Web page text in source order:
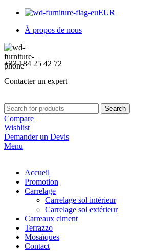
EUR
À propos de nous
+33 184 25 42 72
Contacter un expert
Search
Compare
Wishlist
Demander un Devis
Menu
Accueil
Promotion
Carrelage
Carrelage sol intérieur
Carrelage sol extérieur
Carreaux ciment
Terrazzo
Mosaïques
Contact